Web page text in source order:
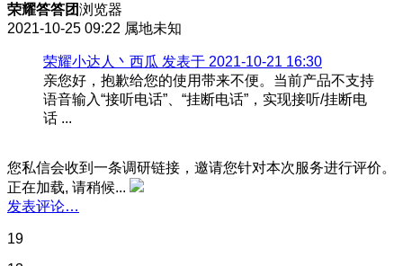
荣耀答答团浏览器
2021-10-25 09:22 属地未知
荣耀小达人丶西瓜 发表于 2021-10-21 16:30
亲您好，抱歉给您的使用带来不便。当前产品不支持
语音输入“接听电话”、“挂断电话”，实现接听/挂断电
话 ...
您私信会收到一条调研链接，邀请您针对本次服务进行评价。
正在加载, 请稍候...
发表评论…
19